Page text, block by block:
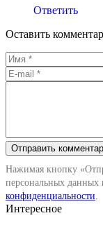
Ответить
Оставить
Нажимая кнопку
персональных данных
конфиденциальности
Интересное